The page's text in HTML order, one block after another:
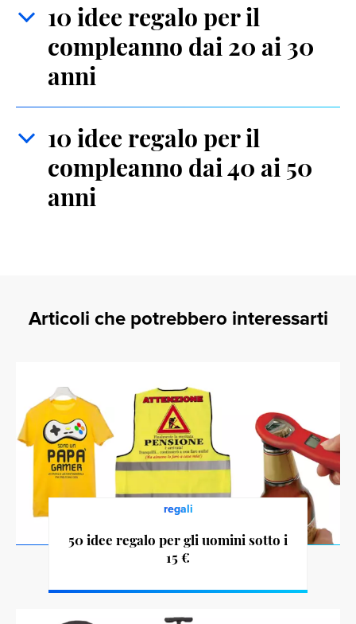
10 idee regalo per il
compleanno dai 20 ai 30
anni
10 idee regalo per il
compleanno dai 40 ai 50
anni
Articoli che potrebbero interessarti
regali
50 idee regalo per gli uomini sotto i
15 €